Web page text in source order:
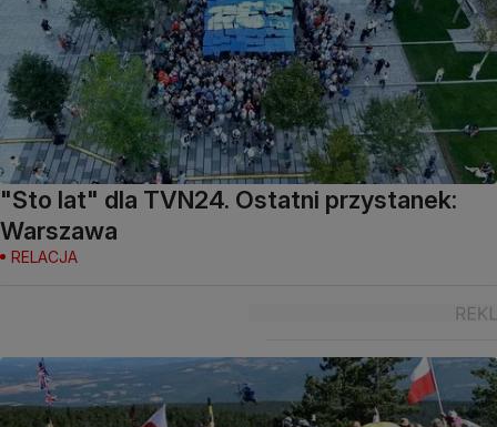
"Sto lat" dla TVN24. Ostatni przystanek:
Warszawa
RELACJA